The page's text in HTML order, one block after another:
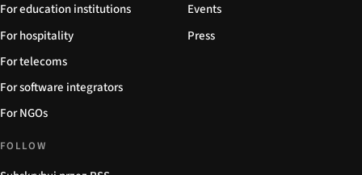
For education institutions
For hospitality
For telecoms
For software integrators
For NGOs
Events
Press
FOLLOW